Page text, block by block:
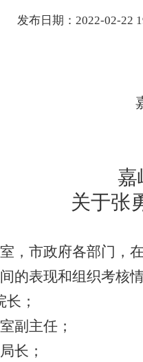
发布日期：2022-02-22
嘉
关于张
，市政府各部门，
的表现和组织考核
；
副主任；
长；